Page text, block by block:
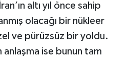
altı yıl önce sahip
olacağı bir nükleer
ve pürüzsüz bir yoldu.
anlaşma ise bunun tam